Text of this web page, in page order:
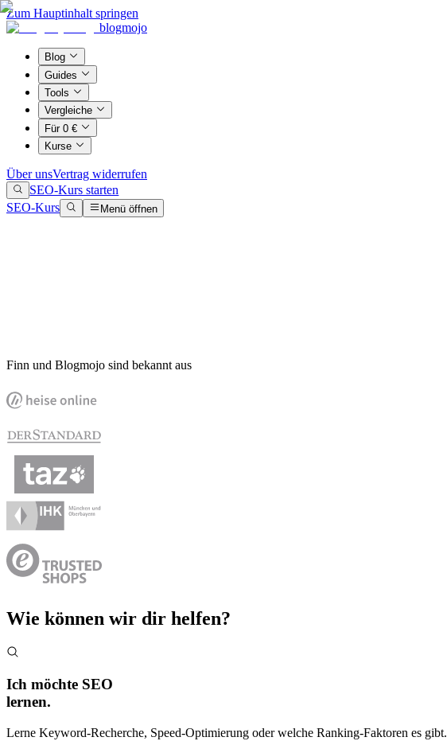
Zum Hauptinhalt springen
blogmojo
Blog
Guides
Tools
Vergleiche
Für 0 €
Kurse
Über unsVertrag widerrufen
SEO-Kurs starten
SEO-Kurs
Menü öffnen
Finn und Blogmojo sind bekannt aus
Wie können wir dir helfen?
Ich möchte SEO
lernen.
Lerne Keyword-Recherche, Speed-Optimierung oder welche Ranking-Faktoren es gibt.